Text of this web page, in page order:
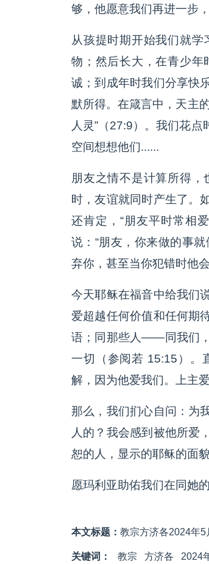
够，他愿意我们再进一步
从孩提时期开始我们就
物；然后长大，在青少年
诚；到成年时我们分享快
默所得。在箴言中，天主
人灵”（27:9）。我们花
空间想想他们......
朋友之情不是计算所得
时，友谊就同时产生了。
还肯定，“朋友平时常相
说：“朋友，你来做的事
弃你，甚至当你犯错时他
今天耶稣在福音中给我们
爱超越任何价值和任何期
语；同那些人——同我们
一切（参阅若 15:15）。
解，因为他爱我们。上主
那么，我们扪心自问：为
人的？我会感到被他所爱
恕的人，显示的耶稣的面
愿玛利亚助佑我们在同她
本文标题： 教宗方济各2024年
关键词： 教宗 方济各 2024